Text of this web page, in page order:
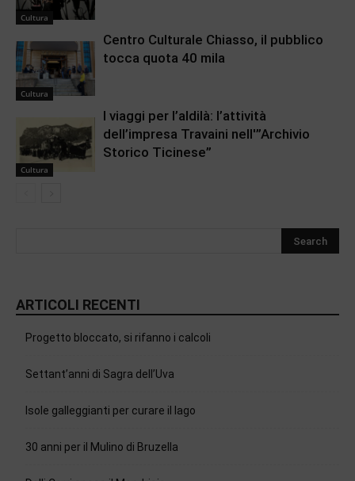
Cultura
Cultura
Centro Culturale Chiasso, il pubblico
tocca quota 40 mila
Cultura
I viaggi per l’aldilà: l’attività
dell’impresa Travaini nell'”Archivio
Storico Ticinese”
ARTICOLI RECENTI
Progetto bloccato, si rifanno i calcoli
Settant’anni di Sagra dell’Uva
Isole galleggianti per curare il lago
30 anni per il Mulino di Bruzella